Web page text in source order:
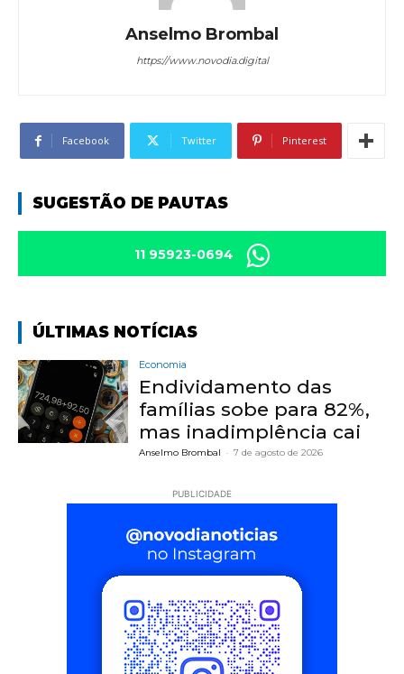
Anselmo Brombal
https://www.novodia.digital
Facebook Twitter Pinterest
SUGESTÃO DE PAUTAS
11 95923-0694
ÚLTIMAS NOTÍCIAS
Economia
Endividamento das
famílias sobe para 82%,
mas inadimplência cai
Anselmo Brombal - 7 de agosto de 2026
PUBLICIDADE